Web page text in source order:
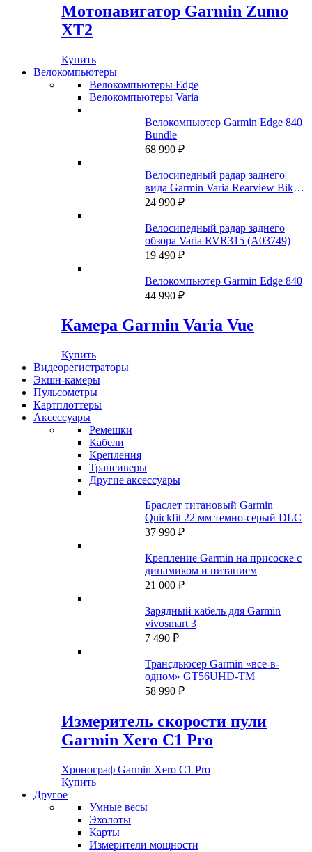
Мотонавигатор Garmin Zumo
XT2
Купить
Велокомпьютеры
Велокомпьютеры Edge
Велокомпьютеры Varia
Велокомпьютер Garmin Edge 840
Bundle
68 990 ₽
Велосипедный радар заднего
вида Garmin Varia Rearview Bike
Radar RTL500
24 990 ₽
Велосипедный радар заднего
обзора Varia RVR315 (A03749)
19 490 ₽
Велокомпьютер Garmin Edge 840
44 990 ₽
Камера Garmin Varia Vue
Купить
Видеорегистраторы
Экшн-камеры
Пульсометры
Картплоттеры
Аксессуары
Ремешки
Кабели
Крепления
Трансиверы
Другие аксессуары
Браслет титановый Garmin
Quickfit 22 мм темно-серый DLC
37 990 ₽
Крепление Garmin на присоске с
динамиком и питанием
21 000 ₽
Зарядный кабель для Garmin
vivosmart 3
7 490 ₽
Трансдьюсер Garmin «все-в-
одном» GT56UHD-TM
58 990 ₽
Измеритель скорости пули
Garmin Xero C1 Pro
Хронограф Garmin Xero C1 Pro
Купить
Другое
Умные весы
Эхолоты
Карты
Измерители мощности